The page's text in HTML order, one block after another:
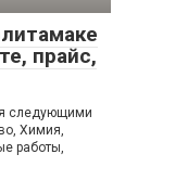
прайс,
следующими
Химия,
работы,